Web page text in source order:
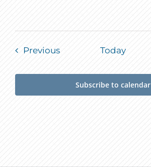
PreviousEvents Today
Subscribe to calendar